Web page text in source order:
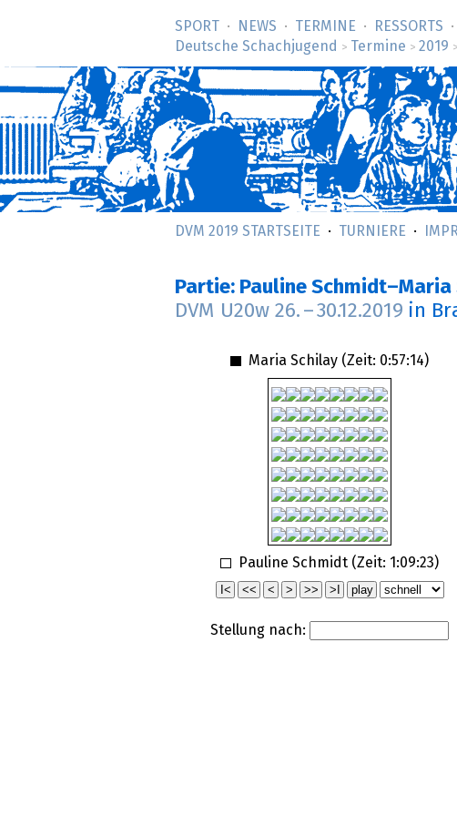
SPORT NEWS TERMINE RESSORTS
Deutsche Schachjugend
> Termine > 2019 >
DVM 2019 STARTSEITE TURNIERE
Partie: Pauline
DVM U20w 26. –30.12.2019 in
Maria Schilay (Zeit: 0:57:14)
Pauline Schmidt (Zeit: 1:09:23)
Stellung nach: